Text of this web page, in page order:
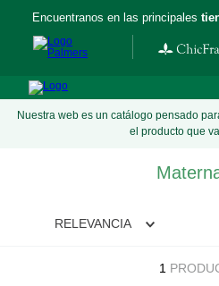
Encuentranos en las principales
Nuestra web es un catálogo pensado
el producto que
RELEVANCIA
1